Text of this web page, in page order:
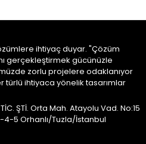
ihtiyaç duyar. "Çözüm
gerçekleştirmek gücünüzle
zorlu projelere odaklanıyor
türlü ihtiyaca yönelik tasarımlar
TİC. ŞTİ. Orta Mah. Atayolu Vad. No:15
4-5 Orhanlı/Tuzla/İstanbul